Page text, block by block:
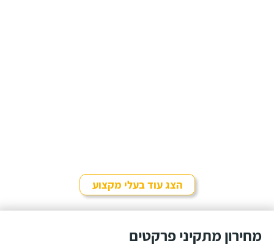
הצג עוד בעלי מקצוע
מחירון מתקיני פרקטים